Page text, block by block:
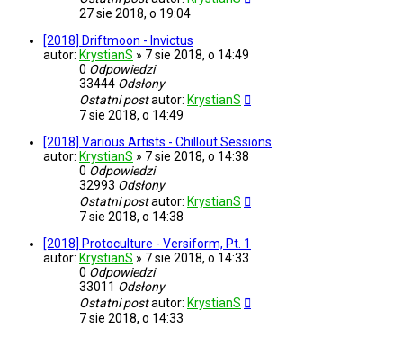
27 sie 2018, o 19:04
[2018] Driftmoon - Invictus
autor: KrystianS » 7 sie 2018, o 14:49
0 Odpowiedzi
33444 Odsłony
Ostatni postautor: KrystianS
7 sie 2018, o 14:49
[2018] Various Artists - Chillout Sessions
autor: KrystianS » 7 sie 2018, o 14:38
0 Odpowiedzi
32993 Odsłony
Ostatni postautor: KrystianS
7 sie 2018, o 14:38
[2018] Protoculture - Versiform, Pt. 1
autor: KrystianS » 7 sie 2018, o 14:33
0 Odpowiedzi
33011 Odsłony
Ostatni postautor: KrystianS
7 sie 2018, o 14:33